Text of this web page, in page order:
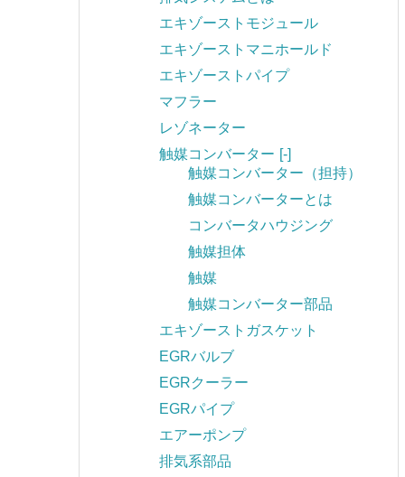
エキゾーストモジュール
エキゾーストマニホールド
エキゾーストパイプ
マフラー
レゾネーター
触媒コンバーター [-]
触媒コンバーター（担持）
触媒コンバーターとは
コンバータハウジング
触媒担体
触媒
触媒コンバーター部品
エキゾーストガスケット
EGRバルブ
EGRクーラー
EGRパイプ
エアーポンプ
排気系部品